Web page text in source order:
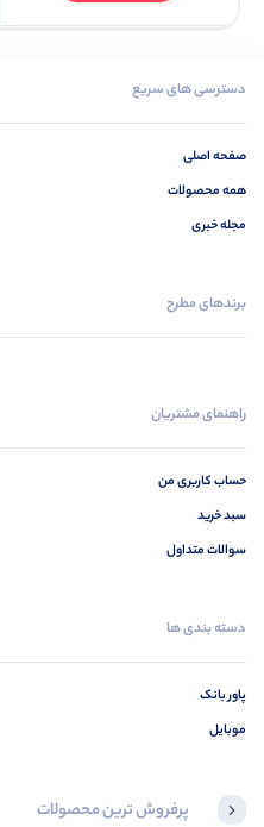
دسترسی های سریع
صفحه اصلی
همه محصولات
مجله خبری
برندهای مطرح
راهنمای مشتریان
حساب کاربری من
سبد خرید
سوالات متداول
دسته بندی ها
پاور بانک
موبایل
پرفروش ترین محصولات